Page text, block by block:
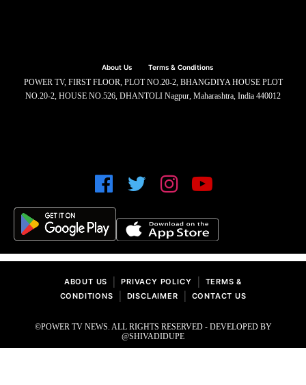
About Us Terms & Conditions
POWER TV, FIRST FLOOR, PLOT NO.20-2, BHANGDIYA HOUSE PLOT
NO.20-2, HOUSE NO.526, DHANTOLI Nagpur, Maharashtra, India 440012
ABOUT US PRIVACY POLICY
TERMS &
CONDITIONS
DISCLAIMER CONTACT US
©POWER TV NEWS. ALL RIGHTS RESERVED - DEVELOPED BY
@SHIVADIDUPE